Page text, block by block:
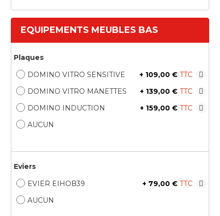
EQUIPEMENTS MEUBLES BAS
Plaques
DOMINO VITRO SENSITIVE
+ 109,00 €
DOMINO VITRO MANETTES
+ 139,00 €
DOMINO INDUCTION
+ 159,00 €
AUCUN
Eviers
EVIER EIHOB39
+ 79,00 €
AUCUN